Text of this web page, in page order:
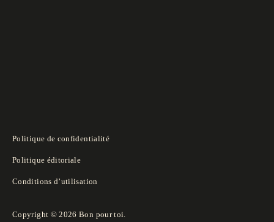
Politique de confidentialité
Politique éditoriale
Conditions d’utilisation
Copyright © 2026 Bon pour toi.